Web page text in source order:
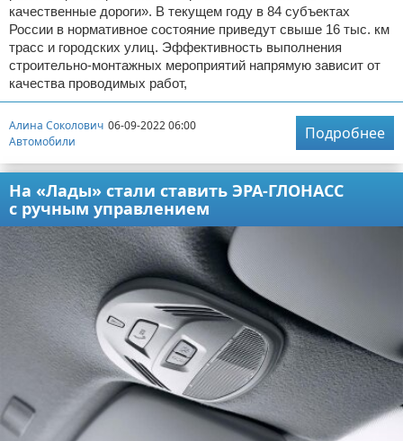
качественные дороги». В текущем году в 84 субъектах
России в нормативное состояние приведут свыше 16 тыс. км
трасс и городских улиц. Эффективность выполнения
строительно-монтажных мероприятий напрямую зависит от
качества проводимых работ,
Алина Соколович 06-09-2022 06:00
Автомобили
Подробнее
На «Лады» стали ставить ЭРА-ГЛОНАСС
с ручным управлением